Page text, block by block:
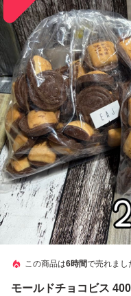
この商品は6時間で売れまし
モールドチョコビス